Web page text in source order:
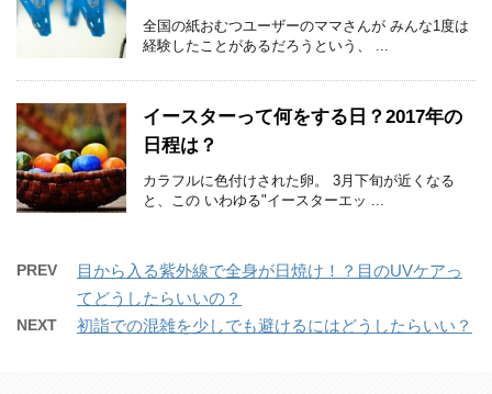
全国の紙おむつユーザーのママさんが みんな1度は
経験したことがあるだろうという、 ...
イースターって何をする日？2017年の
日程は？
カラフルに色付けされた卵。 3月下旬が近くなる
と、この いわゆる"イースターエッ ...
PREV
目から入る紫外線で全身が日焼け！？目のUVケアっ
てどうしたらいいの？
NEXT 初詣での混雑を少しでも避けるにはどうしたらいい？